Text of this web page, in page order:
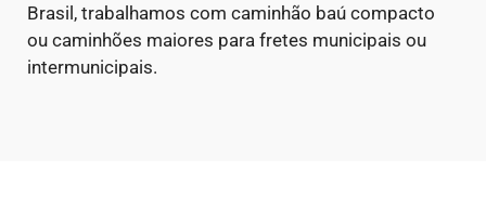
Brasil, trabalhamos com caminhão baú compacto
ou caminhões maiores para fretes municipais ou
intermunicipais.